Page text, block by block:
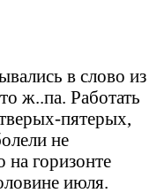
в слово из
ж..па. Работать
пятерых,
не
на горизонте
июля.